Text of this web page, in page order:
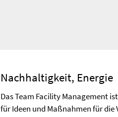
Nachhaltigkeit, Energie
Das Team Facility Management
für Ideen und Maßnahmen für die